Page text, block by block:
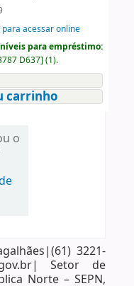
acessar online
para empréstimo:
D637] (1).
carrinho
o
3221-
Setor de
Norte – SEPN,